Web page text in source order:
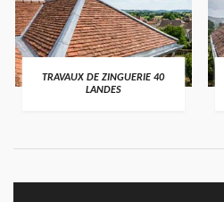
TRAVAUX DE ZINGUERIE 40
LANDES